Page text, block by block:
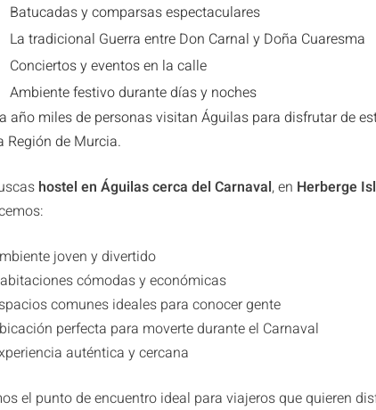
Batucadas y comparsas espectaculares
La tradicional Guerra entre Don Carnal y Doña Cuaresma
Conciertos y eventos en la calle
Ambiente festivo durante días y noches
año miles de personas visitan Águilas para disfrutar de
Región de Murcia.
hostel en Águilas cerca del Carnaval, en Herberge
joven y divertido
cómodas y económicas
comunes ideales para conocer gente
perfecta para moverte durante el Carnaval
auténtica y cercana
el punto de encuentro ideal para viajeros que quieren